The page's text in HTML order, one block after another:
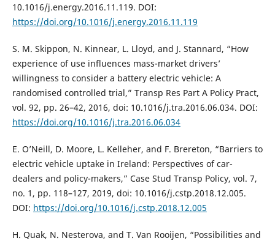
10.1016/j.energy.2016.11.119. DOI:
https://doi.org/10.1016/j.energy.2016.11.119
S. M. Skippon, N. Kinnear, L. Lloyd, and J. Stannard, “How
experience of use influences mass-market drivers’
willingness to consider a battery electric vehicle: A
randomised controlled trial,” Transp Res Part A Policy Pract,
vol. 92, pp. 26–42, 2016, doi: 10.1016/j.tra.2016.06.034. DOI:
https://doi.org/10.1016/j.tra.2016.06.034
E. O’Neill, D. Moore, L. Kelleher, and F. Brereton, “Barriers to
electric vehicle uptake in Ireland: Perspectives of car-
dealers and policy-makers,” Case Stud Transp Policy, vol. 7,
no. 1, pp. 118–127, 2019, doi: 10.1016/j.cstp.2018.12.005.
DOI: https://doi.org/10.1016/j.cstp.2018.12.005
H. Quak, N. Nesterova, and T. Van Rooijen, “Possibilities and